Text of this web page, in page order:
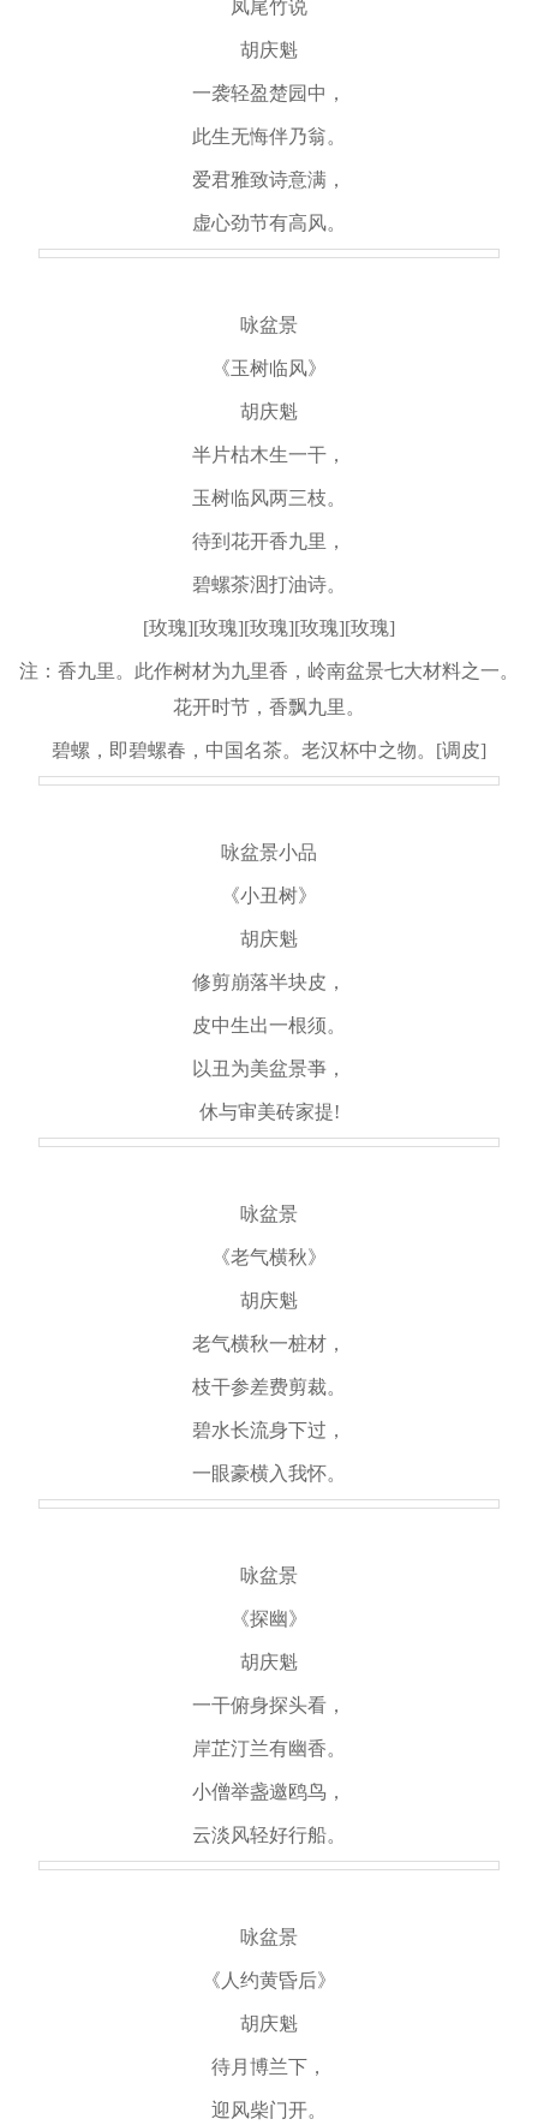
凤尾竹说
胡庆魁
一袭轻盈楚园中，
此生无悔伴乃翁。
爱君雅致诗意满，
虚心劲节有高风。
咏盆景
《玉树临风》
胡庆魁
半片枯木生一干，
玉树临风两三枝。
待到花开香九里，
碧螺茶洇打油诗。
[玫瑰][玫瑰][玫瑰][玫瑰][玫瑰]
注：香九里。此作树材为九里香，岭南盆景七大材料之一。
花开时节，香飘九里。
碧螺，即碧螺春，中国名茶。老汉杯中之物。[调皮]
咏盆景小品
《小丑树》
胡庆魁
修剪崩落半块皮，
皮中生出一根须。
以丑为美盆景亊，
休与审美砖家提!
咏盆景
《老气横秋》
胡庆魁
老气横秋一桩材，
枝干参差费剪裁。
碧水长流身下过，
一眼豪横入我怀。
咏盆景
《探幽》
胡庆魁
一干俯身探头看，
岸芷汀兰有幽香。
小僧举盏邀鸥鸟，
云淡风轻好行船。
咏盆景
《人约黄昏后》
胡庆魁
待月博兰下，
迎风柴门开。